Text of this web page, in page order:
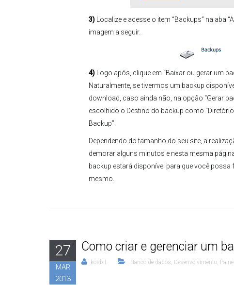
3) Localize e acesse o item “Backups” na aba
imagem a seguir.
4) Logo após, clique em “Baixar ou gerar um
Naturalmente, se tivermos um backup
download, caso ainda não, na opção “Gerar
escolhido o Destino do backup como “Diretório
Backup”.
Dependendo do tamanho do seu site, a
demorar alguns minutos e nesta mesma
backup estará disponível para que você possa
mesmo.
27
MAR
2013
Como criar e gerenciar um
kosbit Banco de dados, Desenvolvimento,